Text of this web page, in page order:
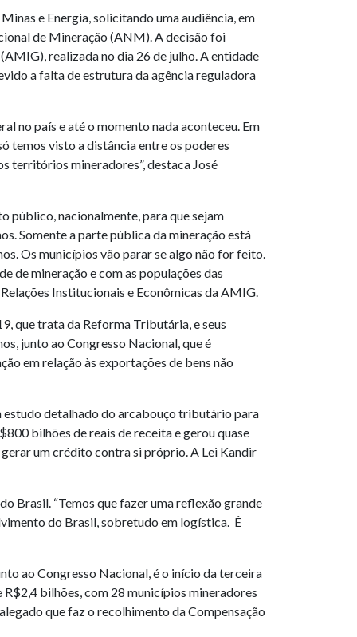
e Energia, solicitando uma audiência, em
de Mineração (ANM). A decisão foi
realizada no dia 26 de julho. A entidade
a falta de estrutura da agência reguladora
no país e até o momento nada aconteceu. Em
temos visto a distância entre os poderes
territórios mineradores”, destaca José
público, nacionalmente, para que sejam
Somente a parte pública da mineração está
Os municípios vão parar se algo não for feito.
de mineração e com as populações das
Institucionais e Econômicas da AMIG.
que trata da Reforma Tributária, e seus
junto ao Congresso Nacional, que é
em relação às exportações de bens não
estudo detalhado do arcabouço tributário para
bilhões de reais de receita e gerou quase
um crédito contra si próprio. A Lei Kandir
Brasil. “Temos que fazer uma reflexão grande
do Brasil, sobretudo em logística. É
ao Congresso Nacional, é o início da terceira
R$2,4 bilhões, com 28 municípios mineradores
que faz o recolhimento da Compensação